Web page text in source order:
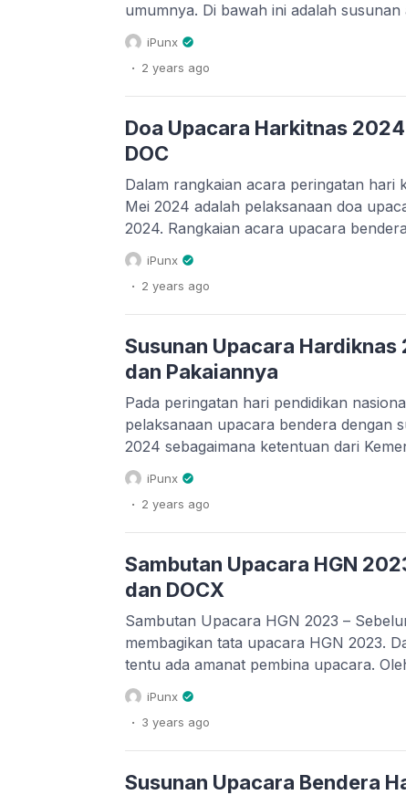
umumnya. Di bawah ini adalah
hari kebangkitan nasional tahun 2024
download dokumen naskah upacara
Upacara bendera memperingati 116
Tahun 2024 dilaksanakan secara
[…]
iPunx
. 2 years ago
Doa Upacara Harkitnas
DOC
Dalam rangkaian acara peringatan hari
Mei 2024 adalah pelaksanaan doa
2024. Rangkaian acara upacara
Untuk sambutan pembina upacara
ataupun download file pdf dan docx nya
atau teks doa upacara peringatan
iPunx
. 2 years ago
Susunan Upacara Hardiknas
dan Pakaiannya
Pada peringatan hari pendidikan
pelaksanaan upacara bendera dengan
2024 sebagaimana ketentuan dari
upacara tersebut adalah sebagai
upacara hari pendidikan nasional
upacara mengenakan pakaian adat.
semangat kecintaan kita dengan
beragam dari […]
iPunx
. 2 years ago
Sambutan Upacara HGN
dan DOCX
Sambutan Upacara HGN 2023 –
membagikan tata upacara HGN 2023.
tentu ada amanat pembina upacara.
sambutan pembina upacara tentu
ini adalah teks naskah sambutan
peringatan Hari Guru Nasional 2023.
anda download dalam file […]
iPunx
. 3 years ago
Susunan Upacara Bendera